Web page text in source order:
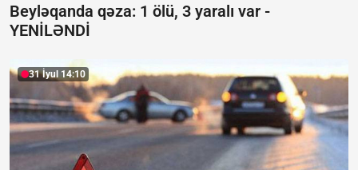
Beyləqanda qəza: 1 ölü, 3 yaralı var -
YENİLƏNDİ
31 İyul 14:10